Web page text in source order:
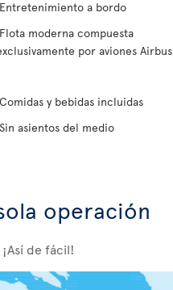
Entretenimiento a bordo
Flota moderna compuesta
por aviones Airbus
Comidas y bebidas incluidas
Sin asientos del medio
operación
de fácil!